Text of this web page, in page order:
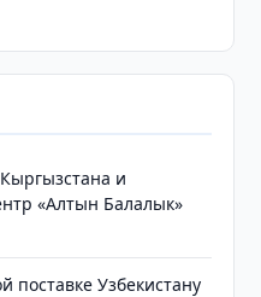
и
«Алтын Балалык»
Узбекистану